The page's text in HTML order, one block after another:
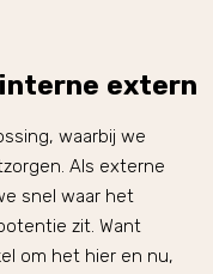
extern
waarbij we
Als externe
snel waar het
zit. Want
om het hier en nu,